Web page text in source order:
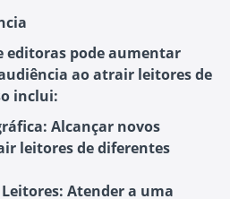
editoras pode aumentar
ao atrair leitores de
inclui:
Alcançar novos
leitores de diferentes
Atender a uma